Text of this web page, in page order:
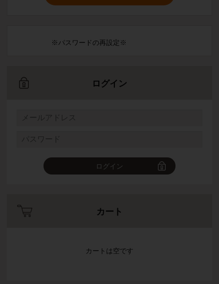
※パスワードの再設定※
ログイン
ログイン
カート
カートは空です